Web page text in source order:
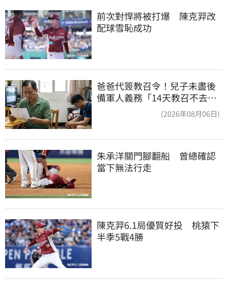
前次對悍將被打爆　陳克羿改
配球雪恥成功
爸爸代簽教召令！兒子未盡後
備軍人義務「14天教召不去」
(2026年08月06日)
朱承洋關門腳翻船　曾總確認
當下無法行走
陳克羿6.1局優質好投　桃猿下
半季5戰4勝